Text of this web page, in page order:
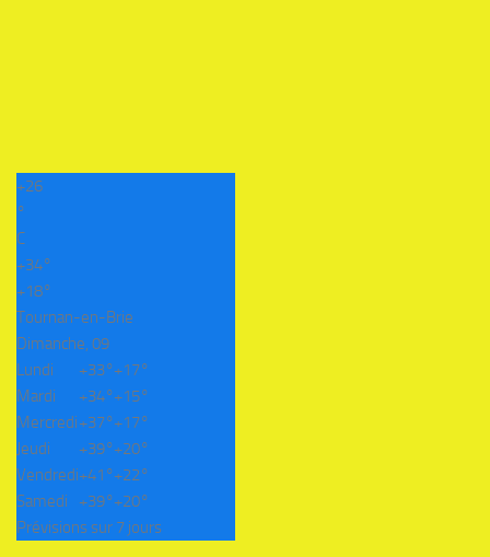
+26
°
C
+34°
+18°
Tournan-en-Brie
Dimanche, 09
Lundi
+33°+17°
Mardi
+34°+15°
Mercredi+37°+17°
Jeudi
+39°+20°
Vendredi+41°+22°
Samedi
+39°+20°
Prévisions sur 7 jours